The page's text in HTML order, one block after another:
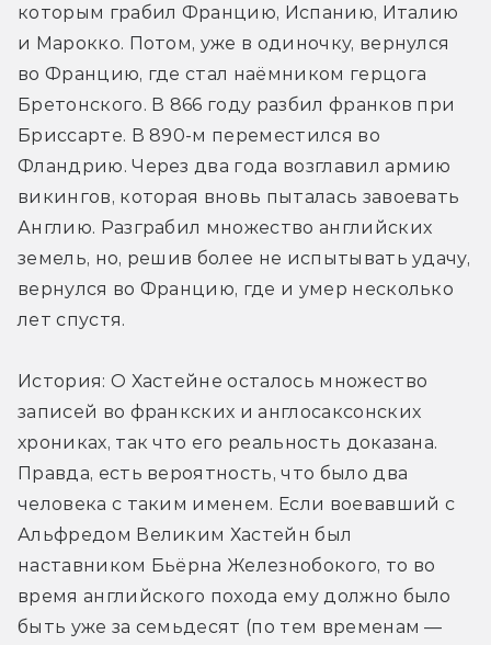
которым грабил Францию, Испанию, Италию
и Марокко. Потом, уже в одиночку, вернулся
во Францию, где стал наёмником герцога
Бретонского. В 866 году разбил франков при
Бриссарте. В 890-м переместился во
Фландрию. Через два года возглавил армию
викингов, которая вновь пыталась завоевать
Англию. Разграбил множество английских
земель, но, решив более не испытывать удачу,
вернулся во Францию, где и умер несколько
лет спустя.
История: О Хастейне осталось множество
записей во франкских и англосаксонских
хрониках, так что его реальность доказана.
Правда, есть вероятность, что было два
человека с таким именем. Если воевавший с
Альфредом Великим Хастейн был
наставником Бьёрна Железнобокого, то во
время английского похода ему должно было
быть уже за семьдесят (по тем временам —